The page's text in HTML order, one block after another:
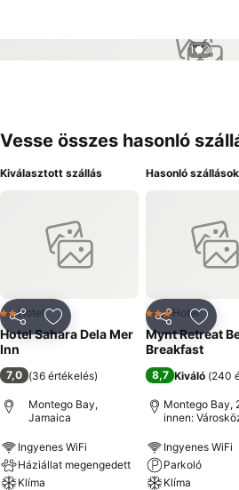
1 / 2
Vesse összes hasonló
Kiválasztott szállás
MegosztásHozzáadás a kedvencekhez
2 Kategória
Hotel
Hotel Sahara Dela Mer
Inn
7,0 (36 értékelés)
Montego Bay,
Jamaica
Ingyenes WiFi
Háziállat megengedett
Klíma
Hasonló szállások
Megosztás
3 Kategória
Hotel
Mynt Retreat
Breakfast
8,7 Kiváló (240
Montego Bay,
innen:
Ingyenes WiFi
Parkoló
Klíma